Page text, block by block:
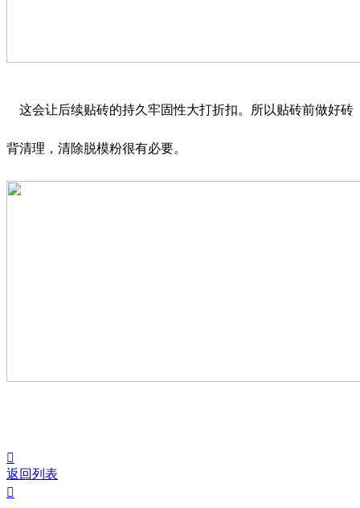
这会让后续贴砖的持久牢固性大打折扣。所以贴砖前做好砖
背清理，清除脱模粉很有必要。

返回列表
